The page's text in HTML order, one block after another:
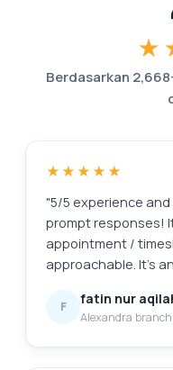
Berdasarkan
★★★★★
"5/5 experience
prompt responses!
appointment /
approachable. It's
F fatin nur
Alexandra branch